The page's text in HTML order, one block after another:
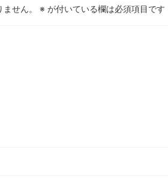
せん。 ※ が付いている欄は必須項目です